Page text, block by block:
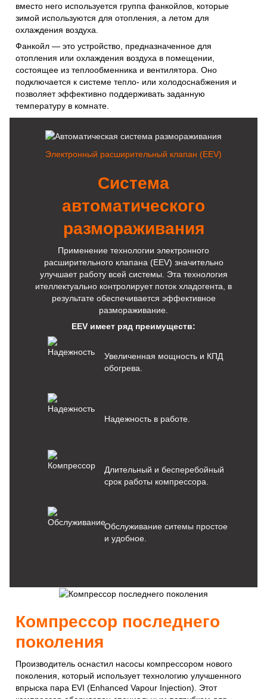
вместо него используется группа фанкойлов, которые
зимой используются для отопления, а летом для
охлаждения воздуха.
Фанкойл — это устройство, предназначенное для
отопления или охлаждения воздуха в помещении,
состоящее из теплообменника и вентилятора. Оно
подключается к системе тепло- или холодоснабжения и
позволяет эффективно поддерживать заданную
температуру в комнате.
Электронный расширительный клапан (EEV)
Система
автоматического
размораживания
Применение технологии электронного
расширительного клапана (EEV) значительно
улучшает работу всей системы. Эта технология
ителлектуально контролирует поток хладогента, в
результате обеспечивается эффективное
размораживание.
EEV имеет ряд преимуществ:
Увеличенная мощность и КПД
обогрева.
Надежность в работе.
Длительный и бесперебойный
срок работы компрессора.
Обслуживание ситемы простое
и удобное.
Компрессор последнего
поколения
Производитель оснастил насосы компрессором нового
поколения, который использует технологию улучшенного
впрыска пара EVI (Enhanced Vapour Injection). Этот